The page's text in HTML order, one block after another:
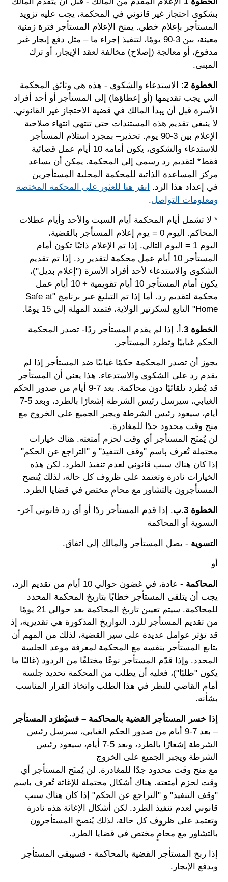
بشكوى احتجاز غير قانوني في المحكمة، يجب عليه تزويد
المستأجر بإعلام خطي. يمنح الإعلام المستأجر فترة زمنية
معينة، بين 3-90 يومًا، لتنفيذ إجراء ما – مثل دفع إيجار غير
مدفوع، أو معالجة (إصلاح) مخالفة لعقد الإيجار، أو ترك
المبنى.
الخطوة 2
: الاستدعاء والشكوى - هذه هي وثائق المحكمة
التي يجب تقديمها (أو إعطاؤها) إلى المستأجر أو أحد أفراد
الأسرة قبل أن يبدأ المالك في قضية الاحتجاز غير القانوني.
لا ينبغي تقديم هذه المستندات حتى تنتهي انتهاء صلاحية
الإعلام بين 3-90 يوم. تحذير– بمجرد استلام المستأجر
للاستدعاء والشكوى، يكون أمامه 10 أيام عمل قضائية
فقط* لتقديم رد رسمي إلى المحكمة. يمكن أن يساعد
مركز المساعدة الذاتية للمحكمة المحلية المستأجرين
في إعداد هذا الرد.
انقر هنا للعثور على المحكمة المختصة
ومعلومات التواصل.
* لا تشمل أيام المحكمة أيام السبت والأحد وأيام عطلات
المحاكم. اليوم 0 = يوم إعلام المستأجر بالقضية،
اليوم 1 = اليوم التالي. إذا تم الإعلام ذاتيًا تكون أمام
المستأجر 10 أيام عمل محكمة لتقدير رد. إذا تم تقديم
الشكوى والاستدعاء لأحد أفراد الأسرة ("إعلام بديل")،
يكون أمام المستأجر 10 أيام تقويمية + 10 أيام عمل
محكمة لتقديم رد. أما إذا تم التبليغ عبر برنامج "Safe at
Home" التابع لسكرتير الولاية، فتمتد المهلة إلى 15 يومًا.
الخطوة 3
.أ. إذا لم يقدم المستأجر ردًا- تصدر المحكمة
الحكم غيابيًا وتطرد المستأجر.
يجوز أن تصدر المحكمة حكمًا غيابيًا ضد المستأجر إذا لم
يقدم رد على الشكوى والاستدعاء. هذا يعني أن المستأجر
قد يُطرد تلقائيًا دون محاكمة. بعد 7-9 أيام من صدور الحكم
الغيابي، سيرسل رئيس الشرطة إشعارًا بالطرد، وبعد 5-7
أيام، سيعود رئيس الشرطة ويجبر الجميع على الخروج مع
منح وقت محدود جدًا للمغادرة.
لن يُمنَح المستأجر أي وقت لحزم أمتعته. هناك خيارات
محتملة تُعرف باسم "وقف التنفيذ" و "التراجع عن الحكم"
إذا كان هناك سبب قانوني لعدم تنفيذ الطرد. لكن هذه
الخيارات نادرة وتعتمد على ظروف كل حالة، لذلك يُنصح
المستأجرون بالتشاور مع محامٍ مختص في قضايا الطرد.
الخطوة 3.ب
. إذا قدم المستأجر ردًا أو أي رد قانوني آخر-
التسوية أو المحاكمة
التسوية - يصل المستأجر والمالك إلى اتفاق.
أو
المحاكمة
- عادة، في غضون حوالي 10 أيام من تقديم الرد،
يجب أن يتلقى المستأجر خطابًا بتاريخ المحكمة المحدد
للمحاكمة. سيتم تعيين تاريخ المحاكمة بعد حوالي 21 يومًا
من تقديم المستأجر للرد. التواريخ المذكورة هي تقديرية، إذ
قد تؤثر عوامل عديدة على سير القضية، لذلك من المهم أن
يتابع المستأجر بنفسه مع المحكمة لمعرفة موعد الجلسة
المحدد. وإذا قدّم المستأجر نوعًا مختلفًا من الردود (غالبًا ما
يكون "طلبًا")، فعليه أن يطلب من المحكمة تحديد جلسة
أمام القاضي للنظر في هذا الطلب واتخاذ القرار المناسب
بشأنه.
إذا خسر المستأجر القضية بالمحاكمة – فسيُطرَد المستأجر
– بعد 7-9 أيام من صدور الحكم الغيابي، سيرسل رئيس
الشرطة إشعارًا بالطرد، وبعد 5-7 أيام، سيعود رئيس
الشرطة ويجبر الجميع على الخروج
مع منح وقت محدود جدًا للمغادرة. لن يُمنَح المستأجر أي
وقت لحزم أمتعته. هناك أشكال محتملة للإغاثة تُعرف باسم
"وقف التنفيذ" و "التراجع عن الحكم" إذا كان هناك سبب
قانوني لعدم تنفيذ الطرد. لكن أشكال الإغاثة هذه نادرة
وتعتمد على ظروف كل حالة، لذلك يُنصح المستأجرون
بالتشاور مع محامٍ مختص في قضايا الطرد.
إذا ربح المستأجر القضية بالمحاكمة - فسيبقى المستأجر
ويدفع الإيجار.